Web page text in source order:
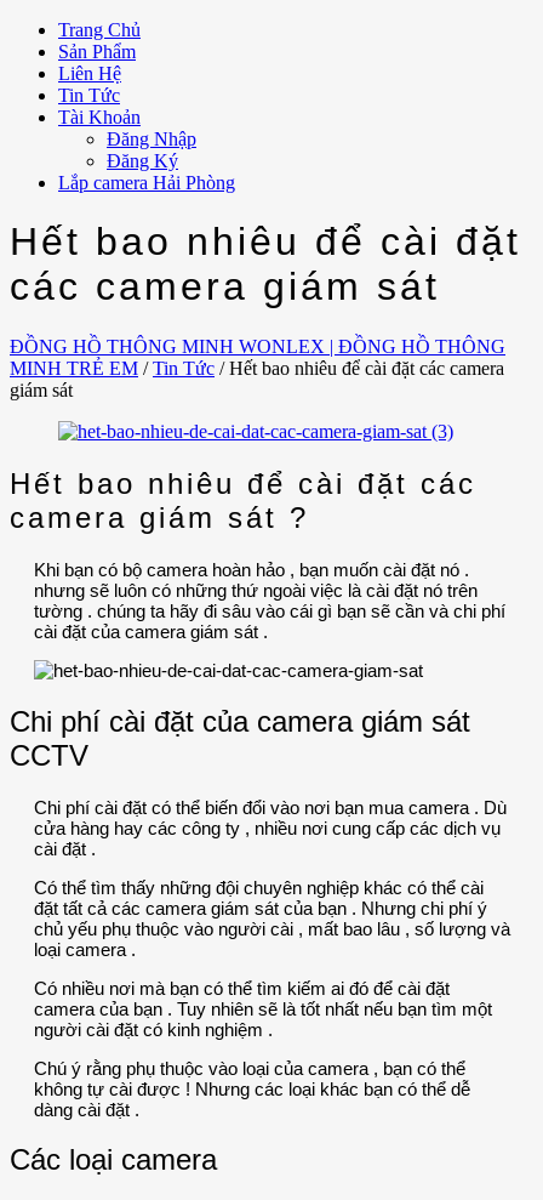
Trang Chủ
Sản Phẩm
Liên Hệ
Tin Tức
Tài Khoản
Đăng Nhập
Đăng Ký
Lắp camera Hải Phòng
Hết bao nhiêu để cài đặt
các camera giám sát
ĐỒNG HỒ THÔNG MINH WONLEX | ĐỒNG HỒ THÔNG
MINH TRẺ EM / Tin Tức / Hết bao nhiêu để cài đặt các camera
giám sát
Hết bao nhiêu để cài đặt các
camera giám sát ?
Khi bạn có bộ camera hoàn hảo , bạn muốn cài đặt nó .
nhưng sẽ luôn có những thứ ngoài việc là cài đặt nó trên
tường . chúng ta hãy đi sâu vào cái gì bạn sẽ cần và chi phí
cài đặt của camera giám sát .
Chi phí cài đặt của camera giám sát
CCTV
Chi phí cài đặt có thể biến đổi vào nơi bạn mua camera . Dù
cửa hàng hay các công ty , nhiều nơi cung cấp các dịch vụ
cài đặt .
Có thể tìm thấy những đội chuyên nghiệp khác có thể cài
đặt tất cả các camera giám sát của bạn . Nhưng chi phí ý
chủ yếu phụ thuộc vào người cài , mất bao lâu , số lượng và
loại camera .
Có nhiều nơi mà bạn có thể tìm kiếm ai đó để cài đặt
camera của bạn . Tuy nhiên sẽ là tốt nhất nếu bạn tìm một
người cài đặt có kinh nghiệm .
Chú ý rằng phụ thuộc vào loại của camera , bạn có thể
không tự cài được ! Nhưng các loại khác bạn có thể dễ
dàng cài đặt .
Các loại camera